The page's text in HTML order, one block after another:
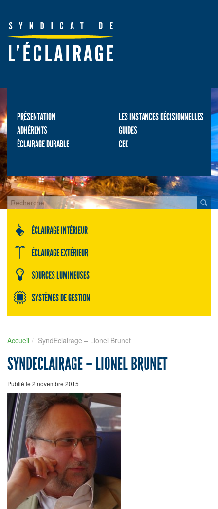
PRÉSENTATION
LES INSTANCES DÉCISIONNELLES
ADHÉRENTS
GUIDES
ÉCLAIRAGE DURABLE
CEE
ÉCLAIRAGE INTÉRIEUR
ÉCLAIRAGE EXTÉRIEUR
SOURCES LUMINEUSES
SYSTÈMES DE GESTION
Accueil SyndEclairage – Lionel Brunet
SYNDECLAIRAGE – LIONEL BRUNET
Publié le 2 novembre 2015